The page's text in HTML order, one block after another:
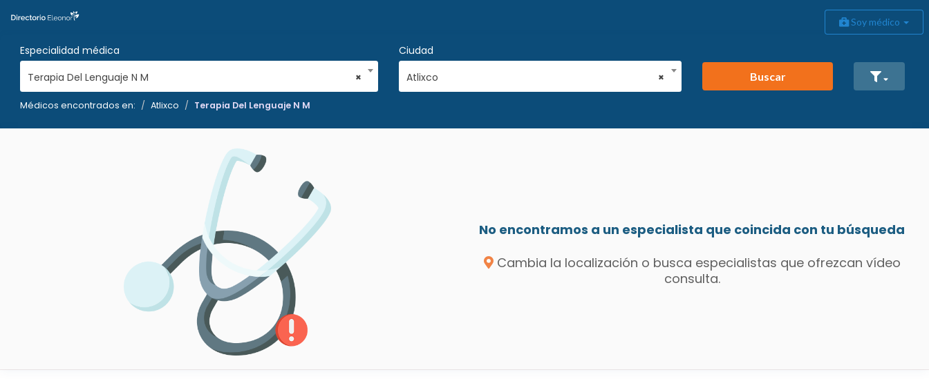
Soy médico
Especialidad médica
×
Terapia Del Lenguaje N M
Ciudad
×
Atlixco Buscar
Médicos encontrados en: Atlixco Terapia Del Lenguaje N M
No encontramos a un especialista que coincida con tu búsqueda
Cambia la localización o busca especialistas que ofrezcan vídeo
consulta.